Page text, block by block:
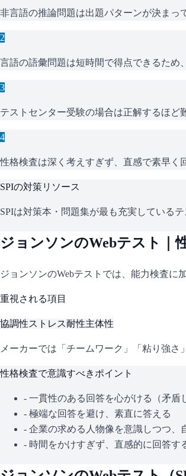
非言語の推論問題は出題パターンが決まっ
2
言語の語彙問題は短時間で得点できるため
3
テストセンター受験の場合は正解するほ
4
性格検査は深く考えすぎず、直感で素早く
SPIの対策リソース
SPIは対策本・問題集が最も充実している
ジョンソンのWebテスト｜
ジョンソンのWebテストでは、能力検査に
重視される項目
協調性ストレス耐性主体性
メーカーでは「チームワーク」「粘り強さ
性格検査で意識すべきポイント
- 一貫性のある回答を心がける（矛盾
- 極端な回答を避け、素直に答える
- 企業の求める人物像を意識しつつ、
- 時間をかけすぎず、直感的に回答す